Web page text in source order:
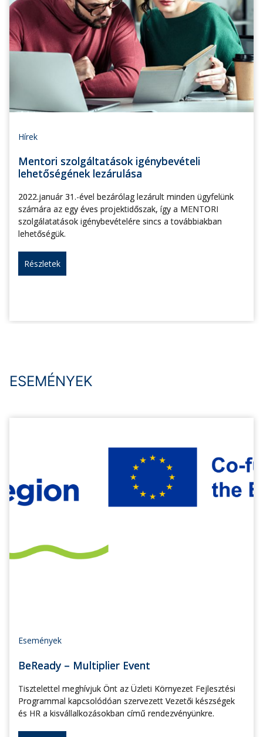
Hírek
Mentori szolgáltatások igénybevételi
lehetőségének lezárulása
2022.január 31.-ével bezárólag lezárult minden ügyfelünk
számára az egy éves projektidőszak, így a MENTORI
szolgálatatások igénybevételére sincs a továbbiakban
lehetőségük.
Részletek
ESEMÉNYEK
Események
BeReady – Multiplier Event
Tisztelettel meghívjuk Önt az Üzleti Környezet Fejlesztési
Programmal kapcsolódóan szervezett Vezetői készségek
és HR a kisvállalkozásokban című rendezvényünkre.